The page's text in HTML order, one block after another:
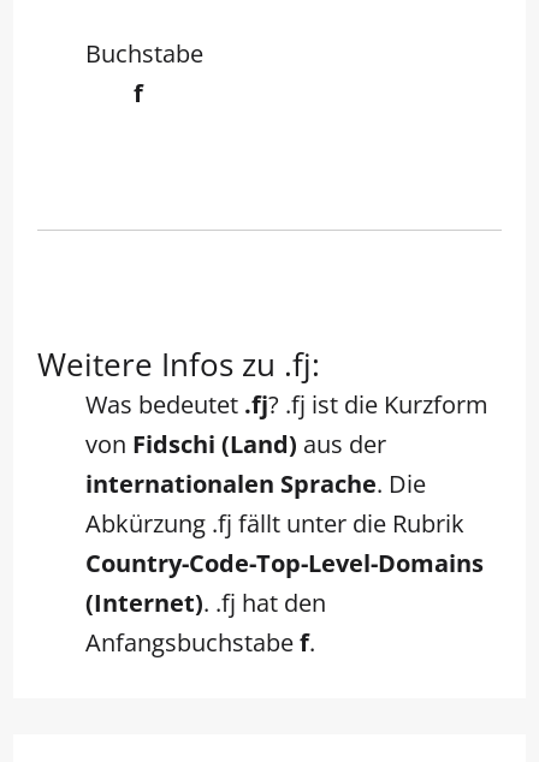
Buchstabe
f
Weitere Infos zu .fj:
Was bedeutet .fj? .fj ist die Kurzform
von Fidschi (Land) aus der
internationalen Sprache. Die
Abkürzung .fj fällt unter die Rubrik
Country-Code-Top-Level-Domains
(Internet). .fj hat den
Anfangsbuchstabef.